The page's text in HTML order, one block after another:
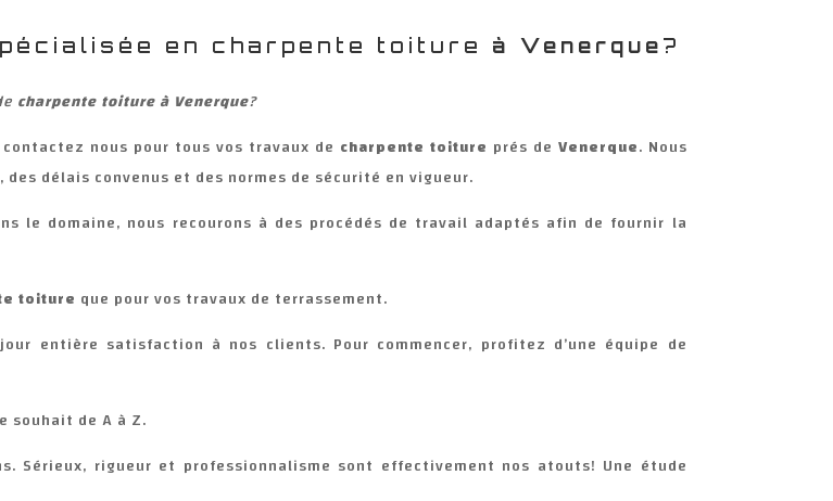
en charpente toiture à Venerque ?
charpente toiture à Venerque?
contactez nous pour tous vos travaux de charpente toiture prés de Venerque. Nous
délais convenus et des normes de sécurité en vigueur.
le domaine, nous recourons à des procédés de travail adaptés afin de fournir la
toiture que pour vos travaux de terrassement.
entière satisfaction à nos clients. Pour commencer, profitez d’une équipe de
souhait de A à Z.
Sérieux, rigueur et professionnalisme sont effectivement nos atouts! Une étude